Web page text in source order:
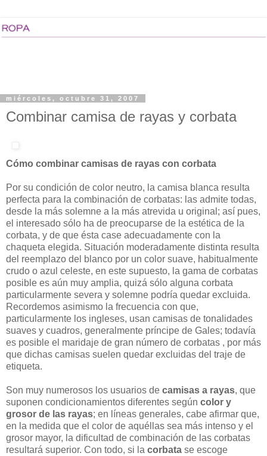
miércoles, octubre 31, 2007
Combinar camisa de rayas y corbata
Cómo combinar camisas de rayas con corbata
Por su condición de color neutro, la camisa blanca resulta
perfecta para la combinación de corbatas: las admite todas,
desde la más solemne a la más atrevida u original; así pues,
el interesado sólo ha de preocuparse de la estética de la
corbata, y de que ésta case adecuadamente con la
chaqueta elegida. Situación moderadamente distinta resulta
del reemplazo del blanco por un color suave, habitualmente
crudo o azul celeste, en este supuesto, la gama de corbatas
posible es aún muy amplia, quizá sólo alguna corbata
particularmente severa y solemne podría quedar excluida.
Recordemos asimismo la frecuencia con que,
particularmente los ingleses, usan camisas de tonalidades
suaves y cuadros, generalmente príncipe de Gales; todavía
es posible el maridaje de gran número de corbatas , por más
que dichas camisas suelen quedar excluidas del traje de
etiqueta.
Son muy numerosos los usuarios de camisas a rayas, que
suponen condicionamientos diferentes según color y
grosor de las rayas; en líneas generales, cabe afirmar que,
en la medida que el color de aquéllas sea más intenso y el
grosor mayor, la dificultad de combinación de las corbatas
resultará superior. Con todo, si la corbata se escoge